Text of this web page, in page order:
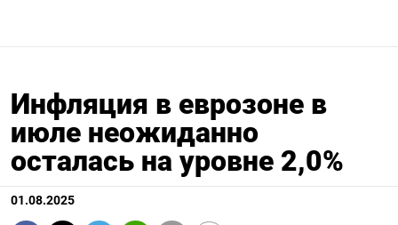
Инфляция в еврозоне в
июле неожиданно
осталась на уровне 2,0%
01.08.2025